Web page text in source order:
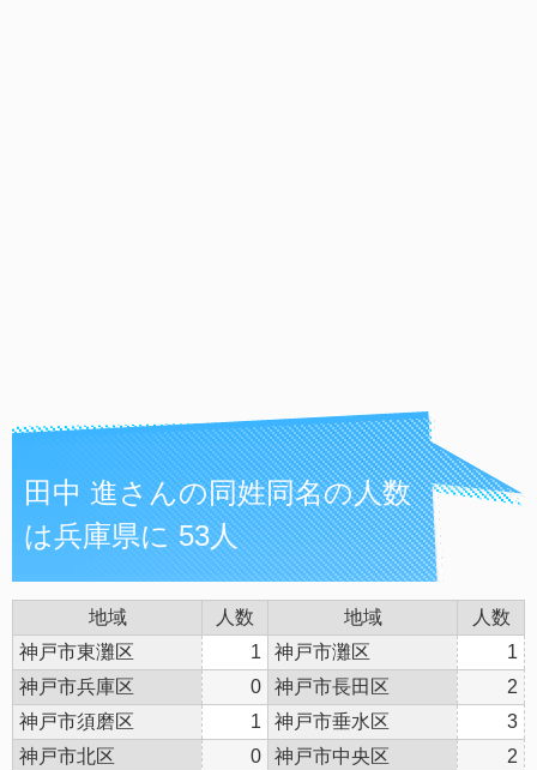
田中 進さんの同姓同名の人数
は兵庫県に 53人
地域 人数 地域
人数
神戸市東灘区
1 神戸市灘区
1
神戸市兵庫区
0 神戸市長田区
2
神戸市須磨区
1 神戸市垂水区
3
神戸市北区
0 神戸市中央区
2